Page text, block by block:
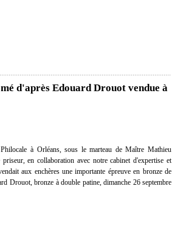
d'après Edouard Drouot vendue à
à Orléans, sous le marteau de Maître Mathieu
priseur, en collaboration avec notre cabinet d'expertise et
aux enchères une importante épreuve en bronze de
Drouot, bronze à double patine, dimanche 26 septembre